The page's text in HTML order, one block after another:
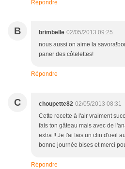
Répondre
B brimbelle 02/05/2013 09:25
nous aussi on aime la
paner des côtelettes!
Répondre
C choupette82 02/05/2013 08:31
Cette recette à l'air vraiment
fais ton gâteau mais avec de
extra !! Je t'ai fais un clin d'oeil
bonne journée bises et merci
Répondre